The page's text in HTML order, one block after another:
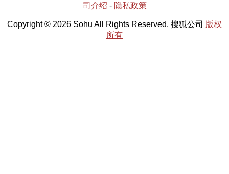
司介绍 - 隐私政策
Copyright © 2026 Sohu All Rights Reserved. 搜狐公司 版权
所有